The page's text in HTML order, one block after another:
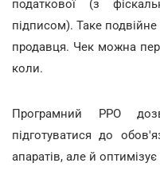
податкової (з
підписом). Таке
продавця. Чек можна
коли.
Програмний РРО
підготуватися до
апаратів, але й